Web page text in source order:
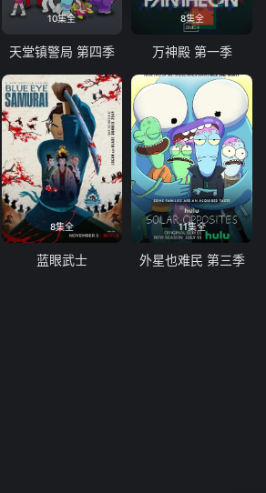
10集全
天堂镇警局 第四季
8集全
万神殿 第一季
8集全
蓝眼武士
11集全
外星也难民 第三季